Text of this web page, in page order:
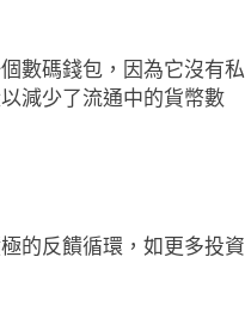
數碼錢包，因為它沒有私
減少了流通中的貨幣數
的反饋循環，如更多投資